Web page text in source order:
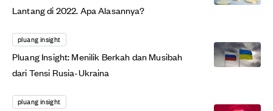
Lantang di 2022. Apa Alasannya?
pluang insight
Pluang Insight: Menilik Berkah dan Musibah
dari Tensi Rusia-Ukraina
pluang insight